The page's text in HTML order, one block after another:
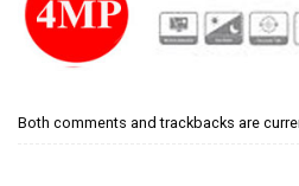
Both comments and trackbacks are